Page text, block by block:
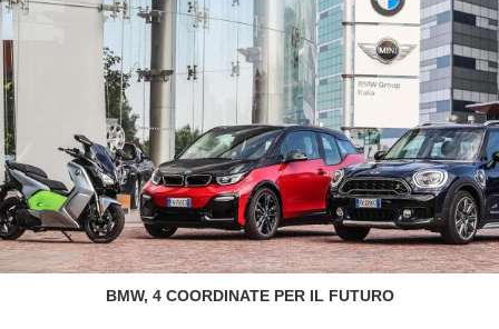
BMW, 4 COORDINATE PER IL FUTURO